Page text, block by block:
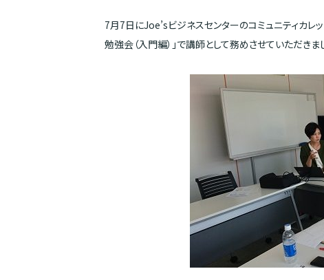
7月7日にJoe’sビジネスセンターのコミュニティカレ
勉強会（入門編）」で講師として務めさせていただきま